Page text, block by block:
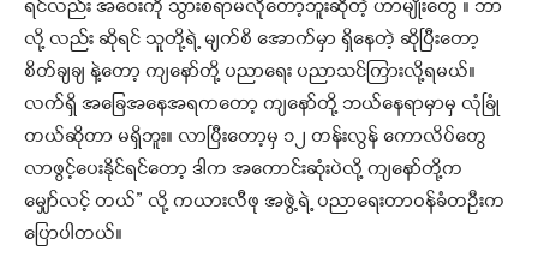
ရင်လည်း အဝေးကို သွားစရာမလိုတော့ဘူးဆိုတဲ့ ဟာမျိုးတွေ ။ ဘာ
လို့ လည်း ဆိုရင် သူတို့ရဲ့ မျက်စိ အောက်မှာ ရှိနေတဲ့ ဆိုပြီးတော့
စိတ်ချချ နဲ့တော့ ကျနော်တို့ ပညာရေး ပညာသင်ကြားလို့ရမယ်။
လက်ရှိ အခြေအနေအရကတော့ ကျနော်တို့ ဘယ်နေရာမှာမှ လုံခြုံ
တယ်ဆိုတာ မရှိဘူး။ လာပြီးတော့မှ ၁၂ တန်းလွန် ကောလိပ်တွေ
လာဖွင့်ပေးနိုင်ရင်တော့ ဒါက အကောင်းဆုံးပဲလို့ ကျနော်တို့က
မျှော်လင့် တယ်” လို့ ကယားလီဖု အဖွဲ့ရဲ့ ပညာရေးတာဝန်ခံတဦးက
ပြောပါတယ်။